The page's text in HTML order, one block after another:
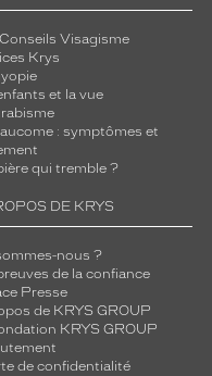
Visagisme
Krys
et la vue
: symptômes et
qui tremble ?
DE KRYS
nous ?
de la confiance
Presse
de KRYS GROUP
KRYS GROUP
de confidentialité